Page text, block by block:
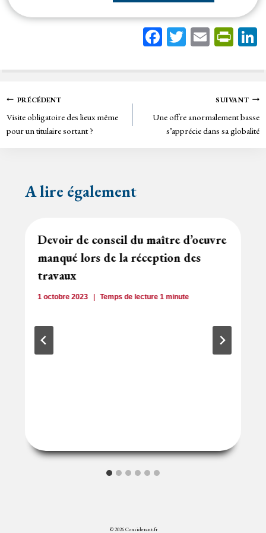
Fa
bo
T
tt
E
ail
Pr
tF
rie
n
dl
Navigation
de
PRÉCÉDENT
Visite obligatoire des lieux même
pour un titulaire sortant ?
SUIVANT
Une offre anormalement basse
s’apprécie dans sa globalité
A lire également
Devoir de conseil du maître d’oeuvre
manqué lors de la réception des
travaux
1 octobre 2023 Temps de lecture 1minute
© 2026 Considerant.fr